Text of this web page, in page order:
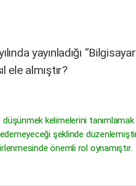
yayınladığı
ele almıştır?
düşünmek kelimelerini
şeklinde
önemli rol oynamıştır.